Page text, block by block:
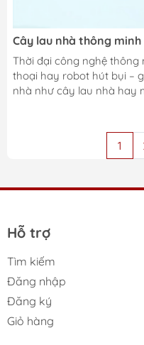
Cây lau nhà thông minh
Stretch và Tineco Floor
– Bước tiến mới cho
Thời đại công nghệ thông
thoại hay robot hút bụi –
nhà như cây lau nhà hay
nhiều nhất trong thời gian
ONE S7 Stretch Steam và
1
Hỗ trợ
Tìm kiếm
Đăng nhập
Đăng ký
Giỏ hàng